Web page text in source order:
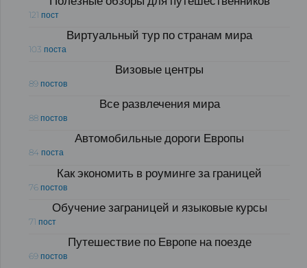
121 пост
Виртуальный тур по странам мира
103 поста
Визовые центры
89 постов
Все развлечения мира
88 постов
Автомобильные дороги Европы
84 поста
Как экономить в роуминге за границей
76 постов
Обучение заграницей и языковые курсы
71 пост
Путешествие по Европе на поезде
69 постов